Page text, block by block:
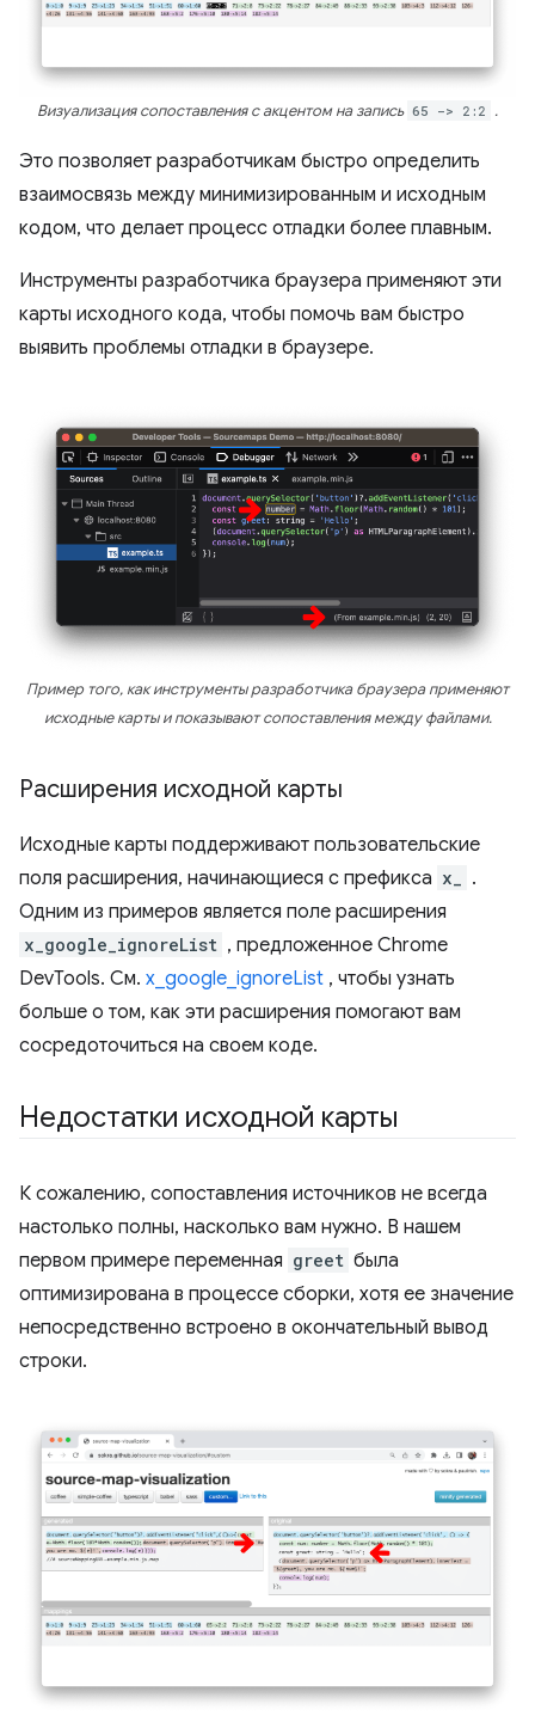
Визуализация сопоставления с акцентом на запись 65 -> 2:2 .
Это позволяет разработчикам быстро определить
взаимосвязь между минимизированным и исходным
кодом, что делает процесс отладки более плавным.
Инструменты разработчика браузера применяют эти
карты исходного кода, чтобы помочь вам быстро
выявить проблемы отладки в браузере.
Пример того, как инструменты разработчика браузера применяют
исходные карты и показывают сопоставления между файлами.
Расширения исходной карты
Исходные карты поддерживают пользовательские
поля расширения, начинающиеся с префикса x_
.
Одним из примеров является поле расширения
x_google_ignoreList , предложенное Chrome
DevTools. См. x_google_ignoreList , чтобы узнать
больше о том, как эти расширения помогают вам
сосредоточиться на своем коде.
Недостатки исходной карты
К сожалению, сопоставления источников не всегда
настолько полны, насколько вам нужно. В нашем
первом примере переменная greet была
оптимизирована в процессе сборки, хотя ее значение
непосредственно встроено в окончательный вывод
строки.